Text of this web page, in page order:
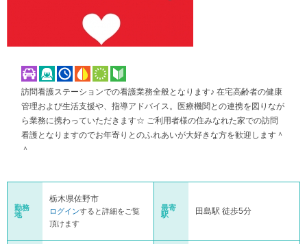
訪問看護ステーションでの看護業務全般となります♪ 在宅高齢者の健康
管理および生活支援や、指導アドバイス。医療機関との連携を図りなが
ら業務に携わっていただきます☆ ご利用者様の住みなれた家での訪問
看護となりますのでお年寄りとのふれあいが大好きな方を歓迎します＾
＾
勤務
地
栃木県佐野市
ログインすると詳細をご覧
頂けます
最寄
駅
田島駅 徒歩5分